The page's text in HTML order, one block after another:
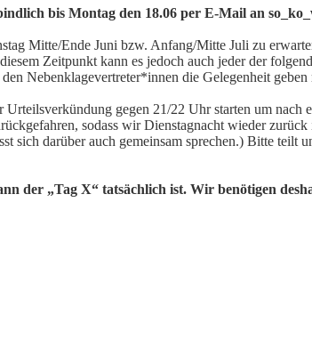
bis Montag den 18.06 per E-Mail an
Mitte/Ende Juni bzw. Anfang/Mitte Juli zu
Zeitpunkt kann es jedoch auch jeder der
Nebenklagevertreter*innen die Gelegenheit
gegen 21/22 Uhr starten um
sodass wir Dienstagnacht wieder
sich darüber auch gemeinsam sprechen.) Bitte
der „Tag X“ tatsächlich ist. Wir benötigen